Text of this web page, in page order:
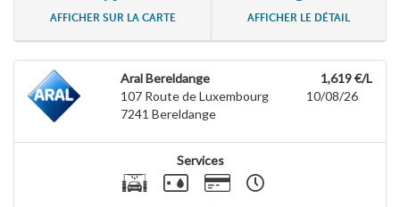
AFFICHER SUR LA CARTE AFFICHER LE DÉTAIL
Aral Bereldange
107 Route de Luxembourg
7241 Bereldange
1,619 €/L
10/08/26
Services